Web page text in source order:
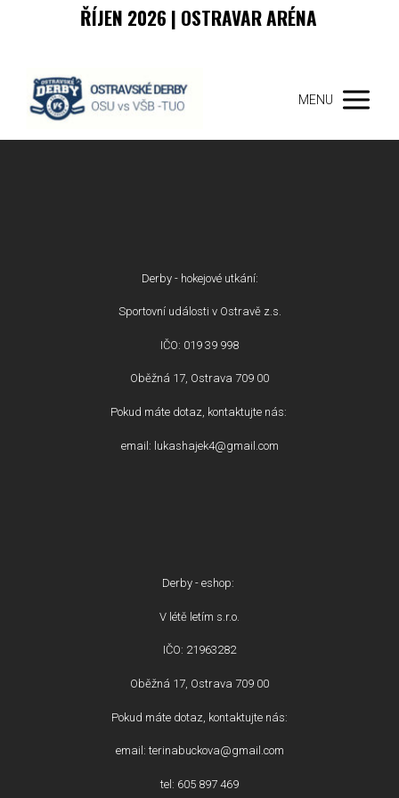
ŘÍJEN 2026 | OSTRAVAR ARÉNA
MENU
Derby - hokejové utkání:
Sportovní události v Ostravě z.s.
IČO: 019 39 998
Oběžná 17, Ostrava 709 00
Pokud máte dotaz, kontaktujte nás:
email: lukashajek4@gmail.com
Derby - eshop:
V létě letím s.r.o.
IČO: 21963282
Oběžná 17, Ostrava 709 00
Pokud máte dotaz, kontaktujte nás:
email: terinabuckova@gmail.com
tel: 605 897 469